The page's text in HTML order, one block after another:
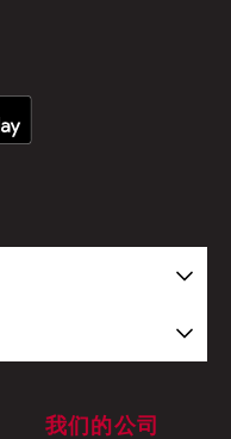
我们的公司